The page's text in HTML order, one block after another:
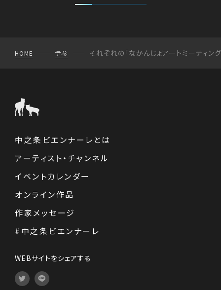
HOME 伊参 それぞれの「なかんじょアートミーティング
中之条ビエンナーレとは
アーティスト・チャンネル
イベントカレンダー
オンライン作品
作家メッセージ
#中之条ビエンナーレ
WEBサイトをシェアする